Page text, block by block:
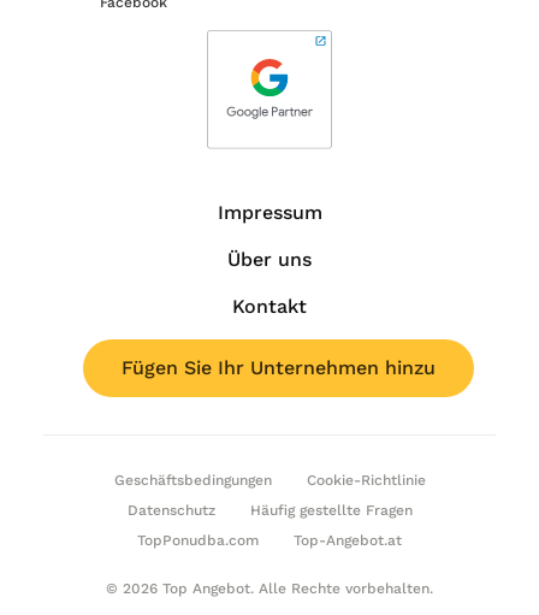
Impressum
Über uns
Kontakt
Fügen Sie Ihr Unternehmen hinzu
Geschäftsbedingungen
Cookie-Richtlinie
Datenschutz
Häufig gestellte Fragen
TopPonudba.com
Top-Angebot.at
© 2026 Top Angebot. Alle Rechte vorbehalten.